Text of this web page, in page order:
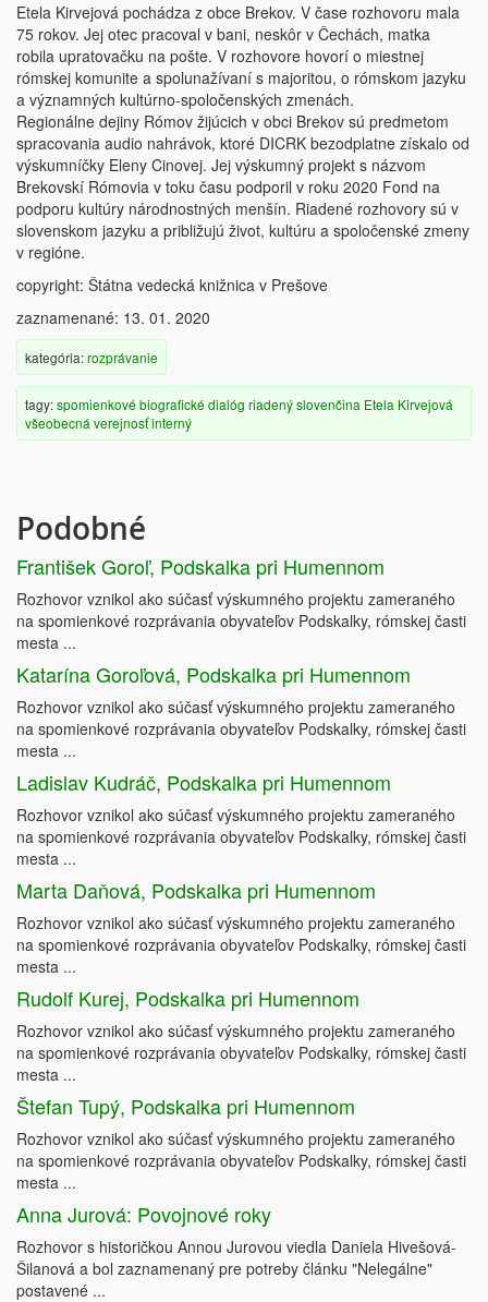
Etela Kirvejová pochádza z obce Brekov. V čase rozhovoru mala
75 rokov. Jej otec pracoval v bani, neskôr v Čechách, matka
robila upratovačku na pošte. V rozhovore hovorí o miestnej
rómskej komunite a spolunažívaní s majoritou, o rómskom jazyku
a významných kultúrno-spoločenských zmenách.
Regionálne dejiny Rómov žijúcich v obci Brekov sú predmetom
spracovania audio nahrávok, ktoré DICRK bezodplatne získalo od
výskumníčky Eleny Cinovej. Jej výskumný projekt s názvom
Brekovskí Rómovia v toku času podporil v roku 2020 Fond na
podporu kultúry národnostných menšín. Riadené rozhovory sú v
slovenskom jazyku a približujú život, kultúru a spoločenské zmeny
v regióne.
copyright: Štátna vedecká knižnica v Prešove
zaznamenané: 13. 01. 2020
kategória:rozprávanie
tagy:spomienkové biografické dialóg riadenýslovenčina Etela Kirvejová
všeobecná verejnosťinterný
Podobné
František Goroľ, Podskalka pri Humennom
Rozhovor vznikol ako súčasť výskumného projektu zameraného
na spomienkové rozprávania obyvateľov Podskalky, rómskej časti
mesta ...
Katarína Goroľová, Podskalka pri Humennom
Rozhovor vznikol ako súčasť výskumného projektu zameraného
na spomienkové rozprávania obyvateľov Podskalky, rómskej časti
mesta ...
Ladislav Kudráč, Podskalka pri Humennom
Rozhovor vznikol ako súčasť výskumného projektu zameraného
na spomienkové rozprávania obyvateľov Podskalky, rómskej časti
mesta ...
Marta Daňová, Podskalka pri Humennom
Rozhovor vznikol ako súčasť výskumného projektu zameraného
na spomienkové rozprávania obyvateľov Podskalky, rómskej časti
mesta ...
Rudolf Kurej, Podskalka pri Humennom
Rozhovor vznikol ako súčasť výskumného projektu zameraného
na spomienkové rozprávania obyvateľov Podskalky, rómskej časti
mesta ...
Štefan Tupý, Podskalka pri Humennom
Rozhovor vznikol ako súčasť výskumného projektu zameraného
na spomienkové rozprávania obyvateľov Podskalky, rómskej časti
mesta ...
Anna Jurová: Povojnové roky
Rozhovor s historičkou Annou Jurovou viedla Daniela Hivešová-
Šilanová a bol zaznamenaný pre potreby článku "Nelegálne"
postavené ...